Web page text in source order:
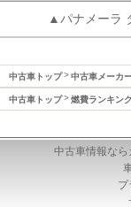
▲パナメーラ
中古車トップ 中古車メーカ
中古車トップ 燃費ランキン
中古車情報な
プ